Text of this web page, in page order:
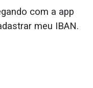
com a app
meu IBAN.